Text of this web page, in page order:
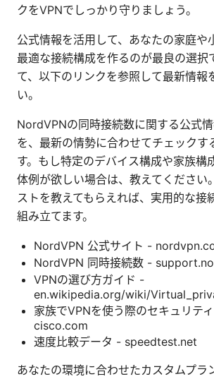
クをVPNでしっかり守りましょう。
公式情報を活用して、あなたの家庭や
最適な接続構成を作るのが最良の選択
て、以下のリンクを参照して最新情報
い。
NordVPNの同時接続数に関する公式
を、最新の情勢に合わせてチェックす
す。もし特定のデバイス構成や家族構
体例が欲しい場合は、教えてください
ストを教えてもらえれば、実用的な接
組み立てます。
NordVPN 公式サイト -
NordVPN 同時接続数 -
VPNの選び方ガイド -
en.wikipedia.org/wiki/
家族でVPNを使う際のセキュリテ
cisco.com
速度比較データ - speedtest.net
あなたの環境に合わせたカスタムプラ